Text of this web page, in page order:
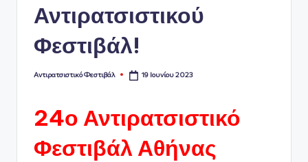
Αντιρατσιστικού
Φεστιβάλ!
Συγγραφέας:
Αντιρατσιστικό Φεστιβάλ 19 Ιουνίου 2023
24ο Αντιρατσιστικό
Φεστιβάλ Αθήνας